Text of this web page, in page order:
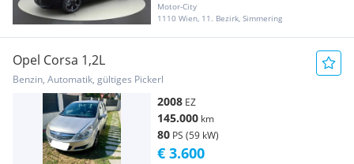
Motor-City
1110 Wien, 11. Bezirk, Simmering
Opel Corsa 1,2L
Benzin, Automatik, gültiges Pickerl
2008 EZ
145.000 km
80 PS (59 kW)
€ 3.600